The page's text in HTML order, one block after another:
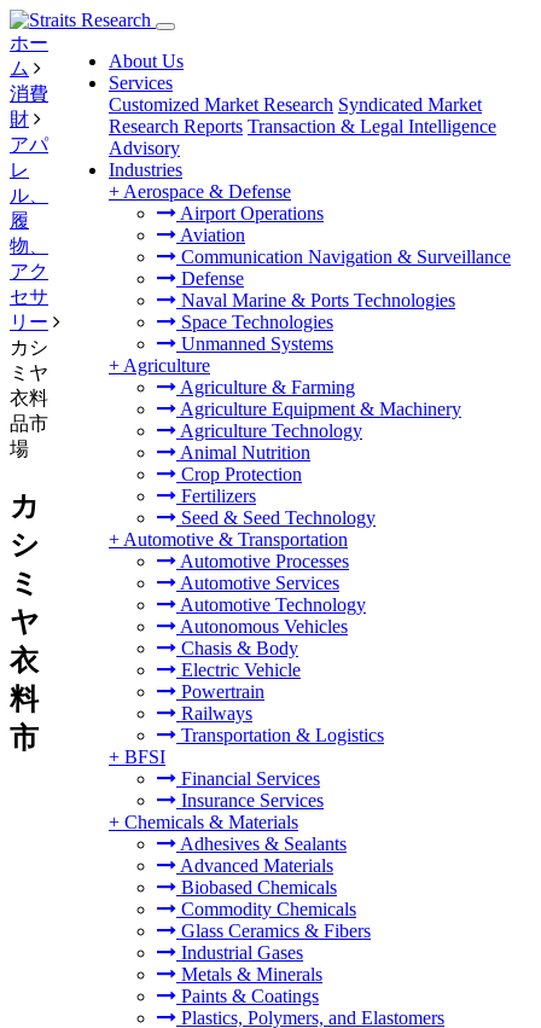
About Us
Services
Customized Market Research Syndicated Market
Research Reports Transaction & Legal Intelligence
Advisory
Industries
+ Aerospace & Defense
Airport Operations
Aviation
Communication Navigation & Surveillance
Defense
Naval Marine & Ports Technologies
Space Technologies
Unmanned Systems
+ Agriculture
Agriculture & Farming
Agriculture Equipment & Machinery
Agriculture Technology
Animal Nutrition
Crop Protection
Fertilizers
Seed & Seed Technology
+ Automotive & Transportation
Automotive Processes
Automotive Services
Automotive Technology
Autonomous Vehicles
Chasis & Body
Electric Vehicle
Powertrain
Railways
Transportation & Logistics
+ BFSI
Financial Services
Insurance Services
+ Chemicals & Materials
Adhesives & Sealants
Advanced Materials
Biobased Chemicals
Commodity Chemicals
Glass Ceramics & Fibers
Industrial Gases
Metals & Minerals
Paints & Coatings
Plastics, Polymers, and Elastomers
ホー
ム
消費
財
アパ
レ
ル、
履
物、
アク
セサ
リー
カシ
ミヤ
衣料
品市
場
カ
シ
ミ
ヤ
衣
料
市